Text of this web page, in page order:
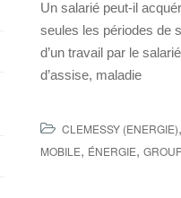
Un salarié peut-il
seules les périodes de
d’un travail par le
d’assise, maladie
CLEMESSY (ENERGIE),
MOBILE, ÉNERGIE,